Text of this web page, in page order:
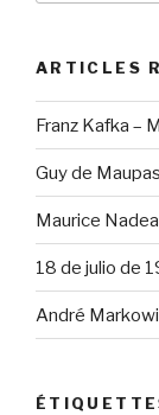
ARTICLES
Franz Kafka –
Guy de
Maurice
18 de julio de
André